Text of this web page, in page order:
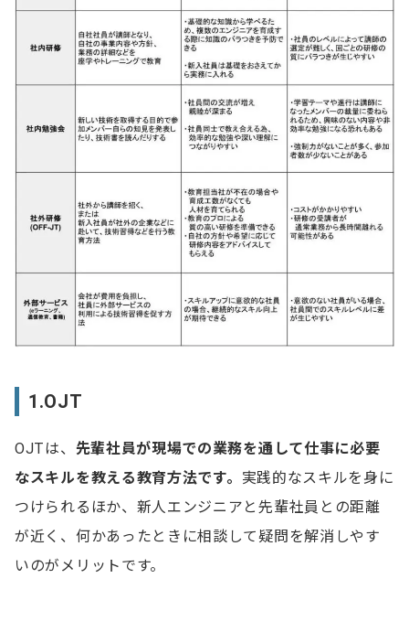
1.OJT
OJTは、 先輩社員が現場での業務を通して仕事に必要
なスキルを教える教育方法です。 実践的なスキルを身に
つけられるほか、新人エンジニアと先輩社員との距離
が近く、何かあったときに相談して疑問を解消しやす
いのがメリットです。